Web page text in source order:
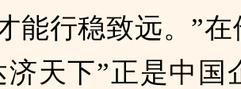
能行稳致远。”
济天下”正是中国